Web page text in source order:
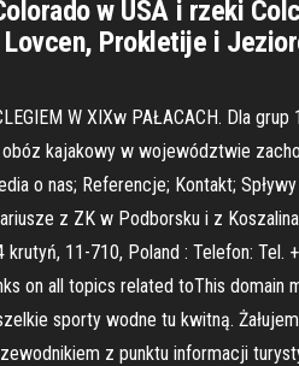
w USA i rzeki
Prokletije i
W XIXw PAŁACACH. Dla
kajakowy w województwie
o nas; Referencje; Kontakt;
z ZK w Podborsku i z
11-710, Poland : Telefon:
on all topics related toThis
sporty wodne tu kwitną.
z punktu informacji